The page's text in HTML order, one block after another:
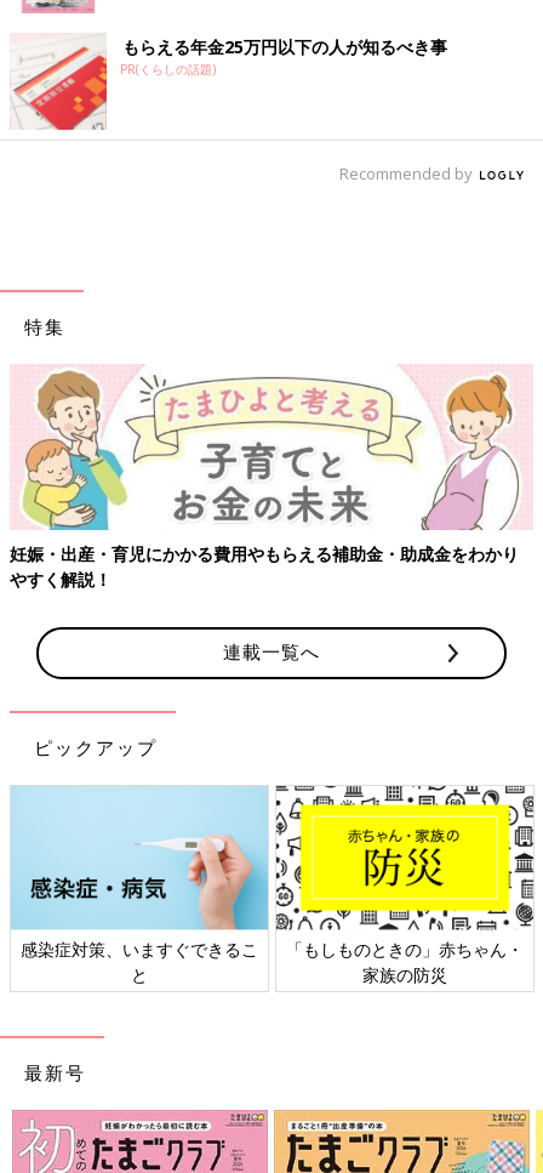
もらえる年金25万円以下の人が知るべき事
PR(くらしの話題)
Recommended by
特集
【ワクチン接種できるものも】妊婦の感染症対策、知っておいて！
連載一覧へ
ピックアップ
日本外来小児科学会リーフレッ
ト検討会
六星占術 細木かおりさんの人生
相談
最新号